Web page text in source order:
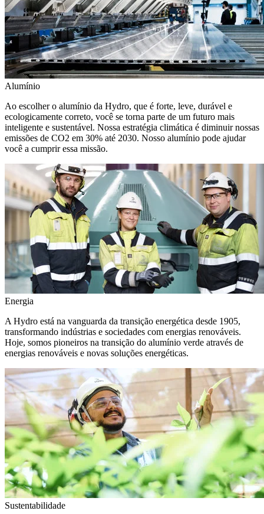
Alumínio
Ao escolher o alumínio da Hydro, que é forte, leve, durável e
ecologicamente correto, você se torna parte de um futuro mais
inteligente e sustentável. Nossa estratégia climática é diminuir nossas
emissões de CO2 em 30% até 2030. Nosso alumínio pode ajudar
você a cumprir essa missão.
Energia
A Hydro está na vanguarda da transição energética desde 1905,
transformando indústrias e sociedades com energias renováveis.
Hoje, somos pioneiros na transição do alumínio verde através de
energias renováveis e novas soluções energéticas.
Sustentabilidade